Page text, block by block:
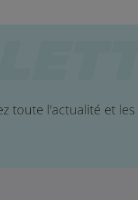
toute l'actualité et